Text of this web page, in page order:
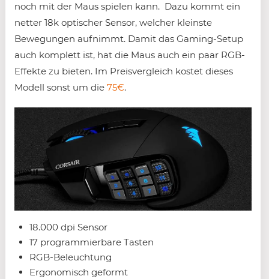
noch mit der Maus spielen kann. Dazu kommt ein
netter 18k optischer Sensor, welcher kleinste
Bewegungen aufnimmt. Damit das Gaming-Setup
auch komplett ist, hat die Maus auch ein paar RGB-
Effekte zu bieten. Im Preisvergleich kostet dieses
Modell sonst um die 75€.
18.000 dpi Sensor
17 programmierbare Tasten
RGB-Beleuchtung
Ergonomisch geformt